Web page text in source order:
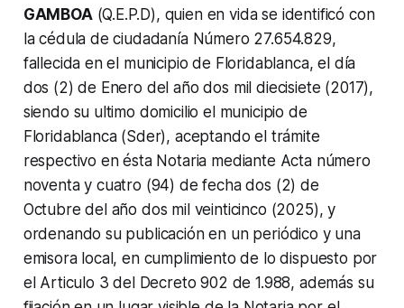
GAMBOA(Q.E.P.D), quien en vida se identificó con
la cédula de ciudadanía Número 27.654.829,
fallecida en el municipio de Floridablanca, el día
dos (2) de Enero del año dos mil diecisiete (2017),
siendo su ultimo domicilio el municipio de
Floridablanca (Sder), aceptando el trámite
respectivo en ésta Notaria mediante Acta número
noventa y cuatro (94) de fecha dos (2) de
Octubre del año dos mil veinticinco (2025), y
ordenando su publicación en un periódico y una
emisora local, en cumplimiento de lo dispuesto por
el Articulo 3 del Decreto 902 de 1.988, además su